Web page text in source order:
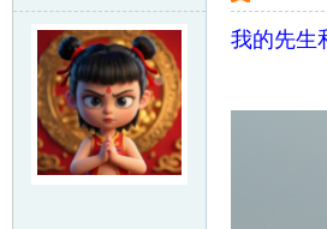
我的先生